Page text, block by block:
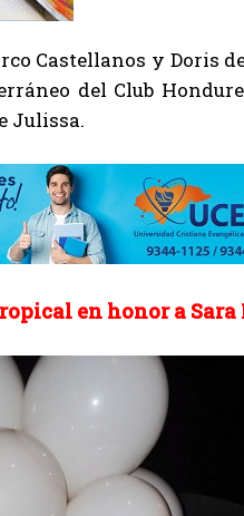
Castellanos y Doris
del Club
Julissa.
en honor a